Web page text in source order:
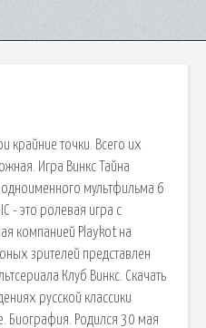
крайние точки. Всего их
Игра Винкс Тайна
мультфильма 6
- это ролевая игра с
компанией Playkot на
зрителей представлен
Клуб Винкс. Скачать
русской классики
Биография. Родился 30 мая